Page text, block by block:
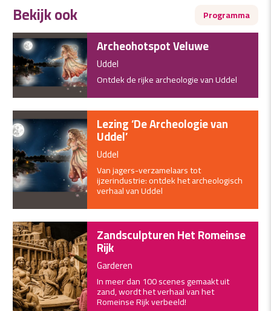
Bekijk ook Programma
Archeohotspot Veluwe
Uddel
Ontdek de rijke archeologie van Uddel
Lezing ‘De Archeologie van
Uddel’
Uddel
Van jagers-verzamelaars tot
ijzerindustrie: ontdek het archeologisch
verhaal van Uddel
Zandsculpturen Het Romeinse
Rijk
Garderen
In meer dan 100 scenes gemaakt uit
zand, wordt het verhaal van het
Romeinse Rijk verbeeld!